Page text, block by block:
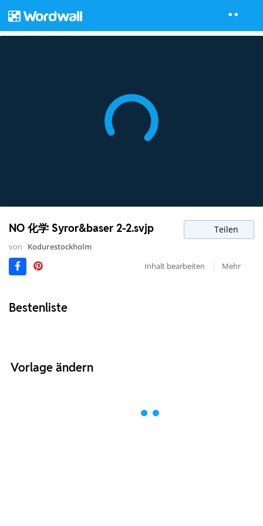
NO 化学 Syror&baser 2-2.svjp Teilen
von
Kodurestockholm
Inhalt bearbeiten
Mehr
Bestenliste
Vorlage ändern